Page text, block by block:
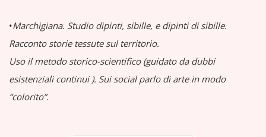
•Marchigiana. Studio dipinti, sibille, e dipinti di sibille.
Racconto storie tessute sul territorio.
Uso il metodo storico-scientifico (guidato da dubbi
esistenziali continui ). Sui social parlo di arte in modo
“colorito”.